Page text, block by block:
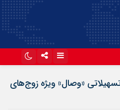
«وصال» ویژه زوج‌های